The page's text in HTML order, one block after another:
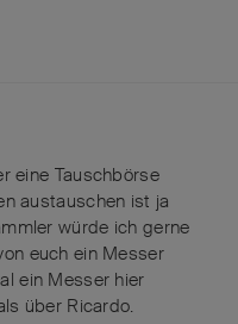
eine Tauschbörse
austauschen ist ja
würde ich gerne
euch ein Messer
ein Messer hier
über Ricardo.